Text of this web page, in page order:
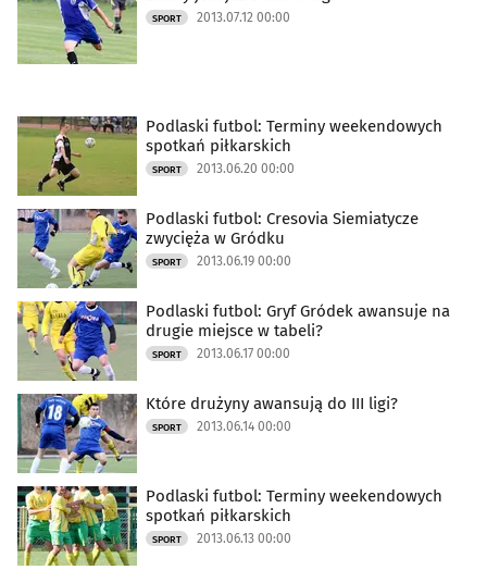
SPORT 2013.07.12 00:00
Podlaski futbol: Terminy weekendowych
spotkań piłkarskich
SPORT 2013.06.20 00:00
Podlaski futbol: Cresovia Siemiatycze
zwycięża w Gródku
SPORT 2013.06.19 00:00
Podlaski futbol: Gryf Gródek awansuje na
drugie miejsce w tabeli?
SPORT 2013.06.17 00:00
Które drużyny awansują do III ligi?
SPORT 2013.06.14 00:00
Podlaski futbol: Terminy weekendowych
spotkań piłkarskich
SPORT 2013.06.13 00:00